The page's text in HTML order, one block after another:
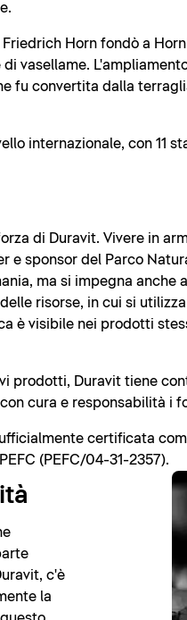
Friedrich Horn fondò a
vasellame.
fu convertita dalla
internazionale, con
di Duravit. Vivere in
e sponsor del Parco
ma si impegna
risorse, in cui si
è visibile nei prodotti
prodotti, Duravit tiene
cura e responsabilità i
certificata
(PEFC/04-31-2357).
c'è
la